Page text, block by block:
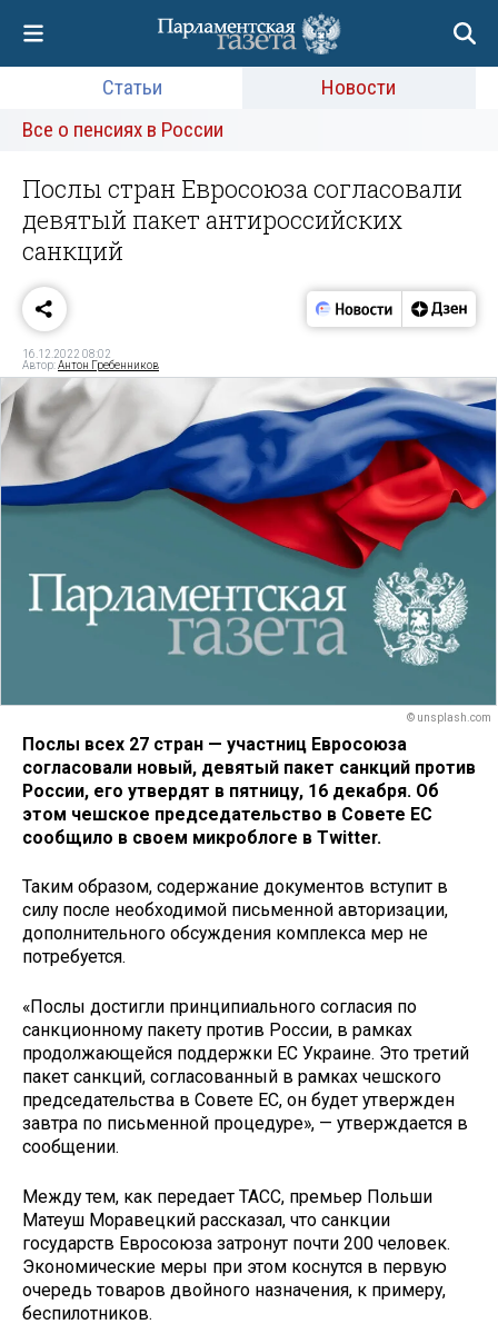
Статьи
Новости
Все о пенсиях в России
Послы стран Евросоюза согласовали
девятый пакет антироссийских
санкций
16.12.2022 08:02
Автор:Антон Гребенников
© unsplash.com
Послы всех 27 стран — участниц Евросоюза
согласовали новый, девятый пакет санкций против
России, его утвердят в пятницу, 16 декабря. Об
этом чешское председательство в Совете ЕС
сообщило в своем микроблоге в Twitter.
Таким образом, содержание документов вступит в
силу после необходимой письменной авторизации,
дополнительного обсуждения комплекса мер не
потребуется.
«Послы достигли принципиального согласия по
санкционному пакету против России, в рамках
продолжающейся поддержки ЕС Украине. Это третий
пакет санкций, согласованный в рамках чешского
председательства в Совете ЕС, он будет утвержден
завтра по письменной процедуре», — утверждается в
сообщении.
Между тем, как передает ТАСС, премьер Польши
Матеуш Моравецкий рассказал, что санкции
государств Евросоюза затронут почти 200 человек.
Экономические меры при этом коснутся в первую
очередь товаров двойного назначения, к примеру,
беспилотников.